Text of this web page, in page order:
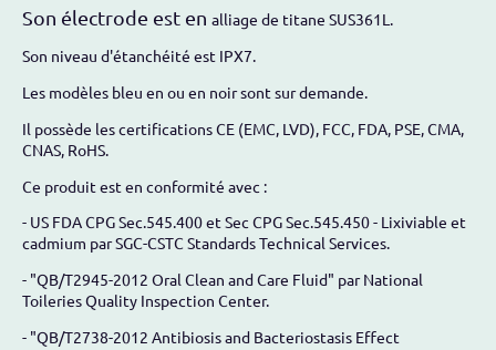
Son électrode est en alliage de titane SUS361L.
Son niveau d'étanchéité est IPX7.
Les modèles bleu en ou en noir sont sur demande.
Il possède les certifications CE (EMC, LVD), FCC, FDA, PSE, CMA,
CNAS, RoHS.
Ce produit est en conformité avec :
- US FDA CPG Sec.545.400 et Sec CPG Sec.545.450 - Lixiviable et
cadmium par SGC-CSTC Standards Technical Services.
- "QB/T2945-2012 Oral Clean and Care Fluid" par National
Toileries Quality Inspection Center.
- "QB/T2738-2012 Antibiosis and Bacteriostasis Effect